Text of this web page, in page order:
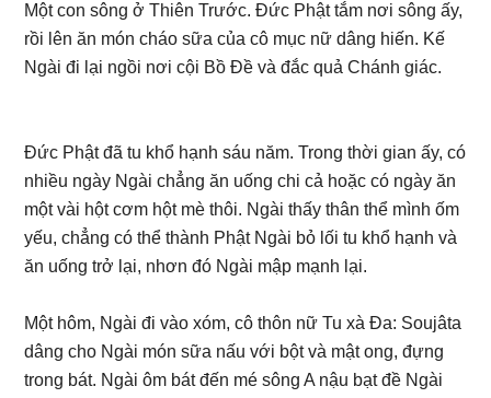
Một con sông ở Thiên Trước. Đức Phật tắm nơi sông ấy,
rồi lên ăn món cháo sữa của cô mục nữ dâng hiến. Kế
Ngài đi lại ngồi nơi cội Bồ Đề và đắc quả Chánh giác.
Đức Phật đã tu khổ hạnh sáu năm. Trong thời gian ấy, có
nhiều ngày Ngài chẳng ăn uống chi cả hoặc có ngày ăn
một vài hột cơm hột mè thôi. Ngài thấy thân thể mình ốm
yếu, chẳng có thể thành Phật Ngài bỏ lối tu khổ hạnh và
ăn uống trở lại, nhơn đó Ngài mập mạnh lại.
Một hôm, Ngài đi vào xóm, cô thôn nữ Tu xà Đa: Soujâta
dâng cho Ngài món sữa nấu với bột và mật ong, đựng
trong bát. Ngài ôm bát đến mé sông A nậu bạt đề Ngài